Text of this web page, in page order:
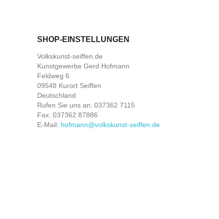
SHOP-EINSTELLUNGEN
Volkskunst-seiffen.de
Kunstgewerbe Gerd Hofmann
Feldweg 6
09548 Kurort Seiffen
Deutschland
Rufen Sie uns an: 037362 7115
Fax: 037362 87886
E-Mail: hofmann@volkskunst-seiffen.de